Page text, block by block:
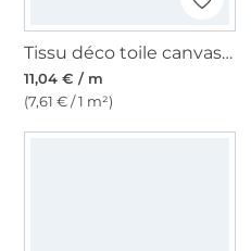
Tissu déco toile canvas uni, vert gazon
11,04 € / m
(7,61 € / 1 m²)